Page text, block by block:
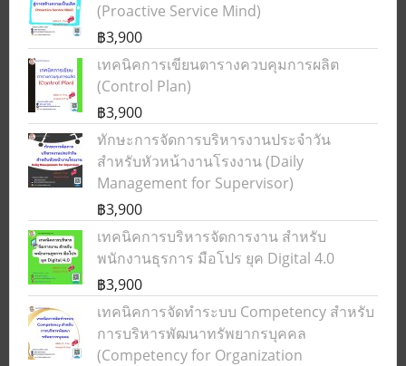
(Proactive Service Mind)
฿3,900
เทคนิคการเขียนตารางควบคุมการผลิต
(Control Plan)
฿3,900
ทักษะการจัดการบริหารงานประจำวัน
สำหรับหัวหน้างานโรงงาน (Daily
Management for Supervisor)
฿3,900
เทคนิคการบริหารจัดการงาน สำหรับ
พนักงานธุรการ มือโปร ยุค Digital 4.0
฿3,900
เทคนิคการจัดทำระบบ Competency สำหรับ
การบริหารพัฒนาทรัพยากรบุคคล
(Competency for Organization